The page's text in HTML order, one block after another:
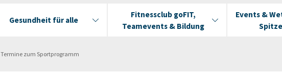
Gesundheit für alle
Fitnessclub goFIT,
Teamevents & Bildung
Events &
Termine zum Sportprogramm